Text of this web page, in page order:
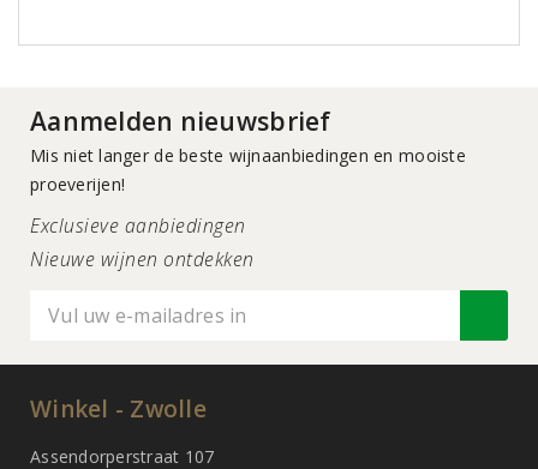
Aanmelden nieuwsbrief
Mis niet langer de beste wijnaanbiedingen en mooiste
proeverijen!
Exclusieve aanbiedingen
Nieuwe wijnen ontdekken
Winkel - Zwolle
Assendorperstraat 107